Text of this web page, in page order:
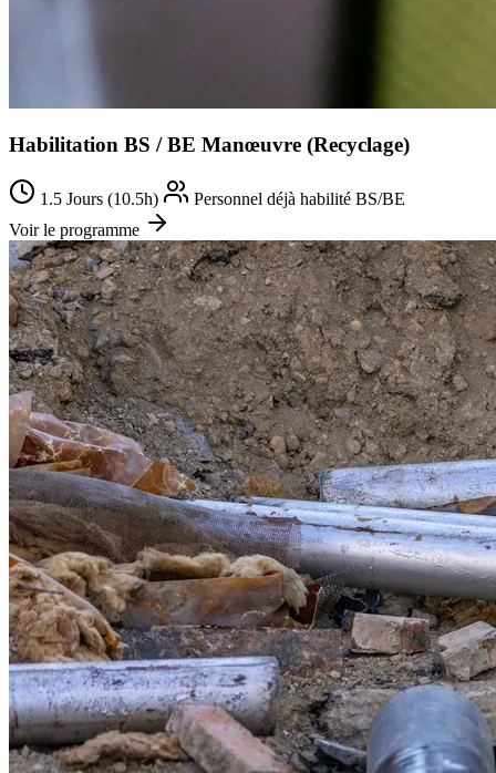
Habilitation BS / BE Manœuvre (Recyclage)
1.5 Jours (10.5h)
Personnel déjà habilité BS/BE
Voir le programme